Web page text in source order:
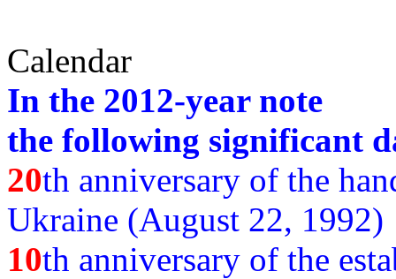
Calendar
In the 2012-year note
the following significant
20th anniversary of the
Ukraine (August 22, 1992)
10th anniversary of the